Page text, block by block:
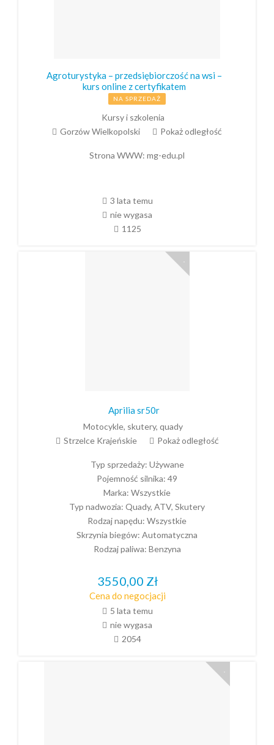
Agroturystyka – przedsiębiorczość na wsi –
kurs online z certyfikatem
NA SPRZEDAŻ
Kursy i szkolenia
Gorzów Wielkopolski
Pokaż odległość
Strona WWW: mg-edu.pl
3 lata temu
nie wygasa
1125
Aprilia sr50r
Motocykle, skutery, quady
Strzelce Krajeńskie
Pokaż odległość
Typ sprzedaży: Używane
Pojemność silnika: 49
Marka: Wszystkie
Typ nadwozia: Quady, ATV, Skutery
Rodzaj napędu: Wszystkie
Skrzynia biegów: Automatyczna
Rodzaj paliwa: Benzyna
3550,00 Zł
Cena do negocjacji
5 lata temu
nie wygasa
2054